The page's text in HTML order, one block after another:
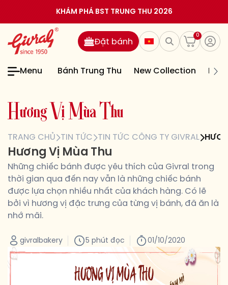
KHÁM PHÁ BST TRUNG THU 2026
0
Đặt bánh
Menu Bánh Trung Thu New Collection
Hương Vị Mùa Thu
TRANG CHỦ TIN TỨC TIN TỨC CÔNG TY GIVRAL
Hương Vị Mùa Thu
Những chiếc bánh được yêu thích của Givral trong
thời gian qua đến nay vẫn là những chiếc bánh
được lựa chọn nhiều nhất của khách hàng. Có lẽ
bởi vì hương vị đặc trưng của từng vị bánh, đã ăn là
nhớ mãi.
givralbakery 5 phút đọc 01/10/2020